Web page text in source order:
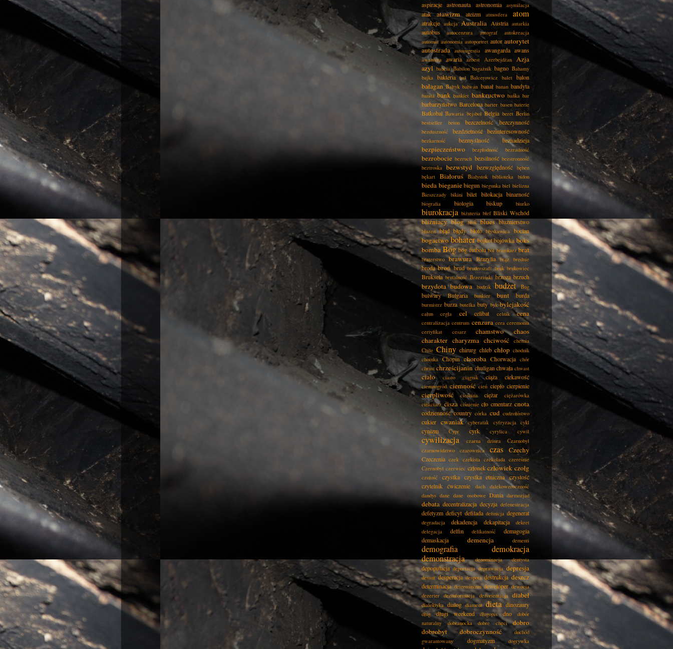
aspiracje astronauta astronomia asymilacja
atak atawizm ateizm atmosfera atom
atrakcje aukcja Australia Austria autarkia
autobus autocenzura autograf
autokreacja
automat autonomia autoportret autor autorytet
autostrada autosugestia awangarda awans
awantura awaria azbest Azerbejdżan
Azja
azyl babcia Babilon bagażnik bagno Bahamy
bajka bakteria bal Balcerowicz balet balon
bałagan Bałtyk bałwan banał banan bandyta
banita bank bankiet bankructwo bańka bar
barbarzyństwo Barcelona barter basen baterie
Batkobal Bawaria bejsbol Belgia beret Berlin
bestseller
beton bezczelność bezczynność
bezduszność bezdzietność bezinteresowność
bezkarność bezmyślność beznadzieja
bezpieczeństwo bezpłodność bezradność
bezrobocie bezruch bezsilność bezstronność
beztroska bezwstyd bezwzględność bęben
bękart
Białoruś Białystok biblioteka bidon
bieda bieganie biegun biegunka biel bielizna
Bieszczady
bikini bilet bilokacja binarność
biografia biologia biskup biurko
biurokracja biżuteria blef Bliski Wschód
bliźniacy blog blok blues bluźnierstwo
błazen błąd błędy błoto błyskawica bocian
bogactwo bohater bojkot bojówka boks
bomba Bóg bóg futbolu ból bramkarz brat
braterstwo brawura Brazylia brąz brednie
broda broń brud bruderszaft bruk brukowiec
Bruksela brutalność Brzeziński brzoza brzuch
brzydota budowa budzik budżet Bug
bulwary Bułgaria bunkier bunt burda
burmistrz burza butelka buty byk bylejakość
całun cegła cel celibat celnik cena
centralizacja centrum cenzura cera ceremonia
certyfikat
cesarz chamstwo
chaos
charakter charyzma chciwość
chemia
Chile Chiny chirurg chleb chłop chodnik
choinka Chopin choroba Chorwacja chór
chrust chrześcijanin chuligan chwała chwast
ciało ciasto ciągnik ciąża ciekawość
ciemnogród ciemność cień ciepło cierpienie
cierpliwość cieśnina ciężar
ciężarówka
cinkciarz cisza ciśnienie cło cmentarz cnota
codzienność country córka cud cudzołóstwo
cukier cwaniak cyberatak cyfryzacja cykl
cynizm Cypr cyrk cyrylica cywil
cywilizacja czarna dziura
Czarnobyl
czarnowidztwo
czarownica czas Czechy
Czeczenia czek czekista czekolada czereśnie
Czernobyl czerwiec członek człowiek czołg
czułość czystka czystka etniczna czystość
czytelnik ćwiczenie dach
dalekowzroczność
dandys dane dane osobowe Dania darmozjad
debata decentralizacja decyzja defenestracja
defetyzm deficyt defilada definicja degenerat
degradacja dekadencja dekapitacja
dekret
delegacja
delfin delikatność
demagogia
demaskacja
demencja dementi
demografia
demokracja
demonstracja
denominacja dentysta
depopulacja deportacja deprawacja depresja
desant desperacja despota destrukcja deszcz
determinacja determinizm deweloper dewocja
dezerter dezinformacja dezorientacja diabeł
dialektyka dialog diament dieta dinozaury
dług długi weekend długopis dno
dobór
naturalny
dobranocka dobre chęci
dobro
dobrobyt
dobroczynność
dochód
gwarantowany
dogmatyzm dogrywka